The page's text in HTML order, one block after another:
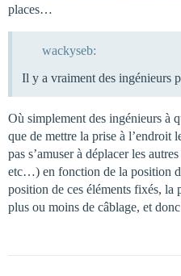
places…
wackyseb:
Il y a vraiment des ingénieurs
Où simplement des ingénieurs à
que de mettre la prise à
pas s’amuser à déplacer les
etc…) en fonction de la position
position de ces éléments fixés, la
plus ou moins de câblage, et